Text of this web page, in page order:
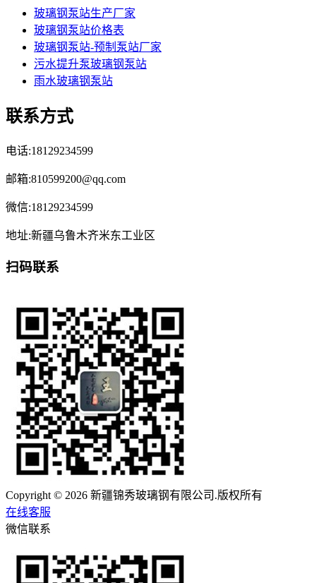
玻璃钢泵站生产厂家
玻璃钢泵站价格表
玻璃钢泵站-预制泵站厂家
污水提升泵玻璃钢泵站
雨水玻璃钢泵站
联系方式
电话:18129234599
邮箱:810599200@qq.com
微信:18129234599
地址:新疆乌鲁木齐米东工业区
扫码联系
Copyright © 2026 新疆锦秀玻璃钢有限公司.版权所有
在线客服
微信联系